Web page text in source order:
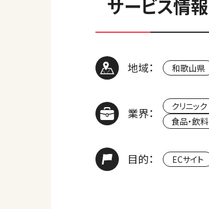
サービス情報
地域： 和歌山県
業界： クリニック
食品・飲料
目的： ECサイト